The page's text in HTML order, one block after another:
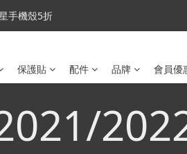
動電源66折
手機殼5折
動電源66折
保護貼 配件 品牌 會員優
2022